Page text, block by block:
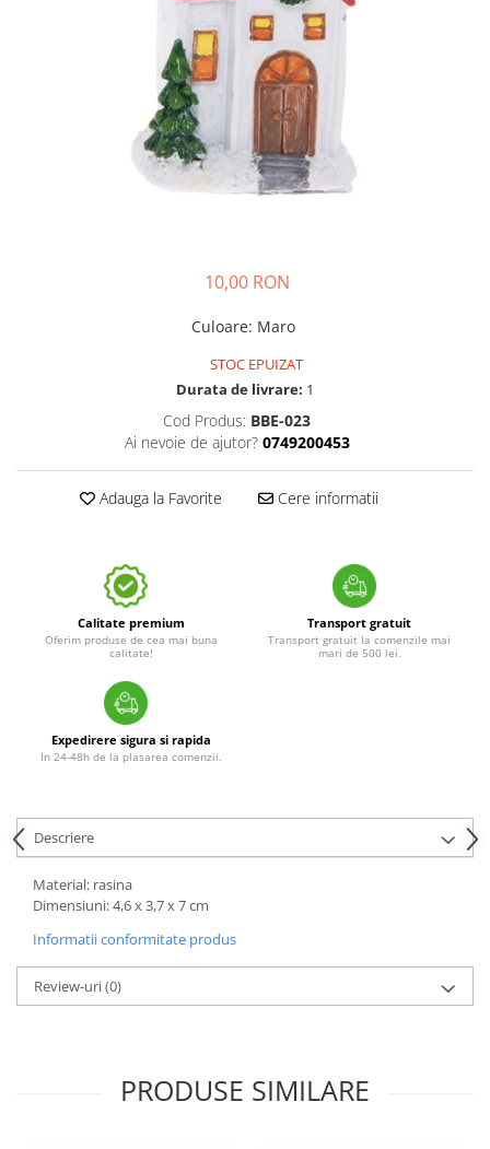
10,00 RON
Culoare: Maro
STOC EPUIZAT
Durata de livrare: 1
Cod Produs: BBE-023
Ai nevoie de ajutor? 0749200453
Adauga la Favorite Cere informatii
Calitate premium
Oferim produse de cea mai buna
calitate!
Transport gratuit
Transport gratuit la comenzile mai
mari de 500 lei.
Expedirere sigura si rapida
In 24-48h de la plasarea comenzii.
Descriere
Material: rasina
Dimensiuni: 4,6 x 3,7 x 7 cm
Informatii conformitate produs
Review-uri(0)
PRODUSE SIMILARE